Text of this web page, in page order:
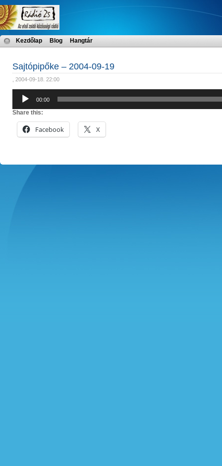
Kezdőlap Blog Hangtár
Sajtópipőke – 2004-09-19
, 2004-09-18. 22:00
Audió
lejátszó
00:00
Share this:
Facebook X